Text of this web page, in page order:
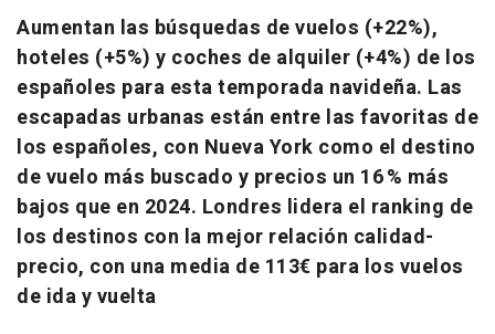
Aumentan las búsquedas de vuelos (+22%),
hoteles (+5%) y coches de alquiler (+4%) de los
españoles para esta temporada navideña. Las
escapadas urbanas están entre las favoritas de
los españoles, con Nueva York como el destino
de vuelo más buscado y precios un 16 % más
bajos que en 2024. Londres lidera el ranking de
los destinos con la mejor relación calidad-
precio, con una media de 113€ para los vuelos
de ida y vuelta